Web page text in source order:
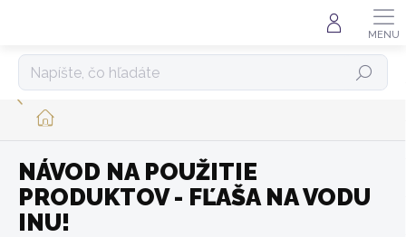
HĽADAŤ
DOMOV
NÁVOD NA POUŽITIE
PRODUKTOV - FĽAŠA NA VODU
INU!